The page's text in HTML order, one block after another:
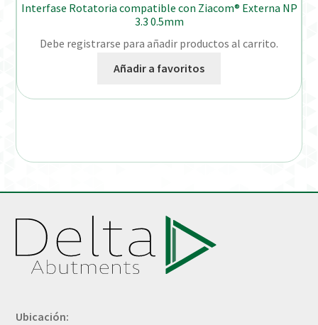
Interfase Rotatoria compatible con Ziacom® Externa NP
3.3 0.5mm
Debe registrarse para añadir productos al carrito.
Añadir a favoritos
Ubicación: